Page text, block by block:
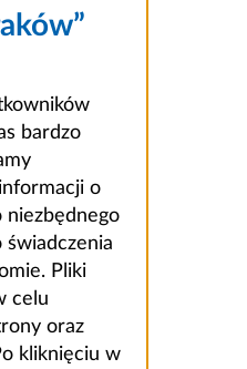
bardzo
o
niezbędnego
świadczenia
Pliki
celu
oraz
kliknięciu w